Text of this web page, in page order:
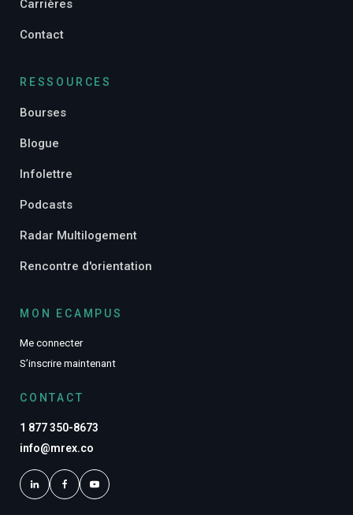
Carrières
Contact
RESSOURCES
Bourses
Blogue
Infolettre
Podcasts
Radar Multilogement
Rencontre d'orientation
MON ECAMPUS
Me connecter
S’inscrire maintenant
CONTACT
1 877 350-8673
info@mrex.co